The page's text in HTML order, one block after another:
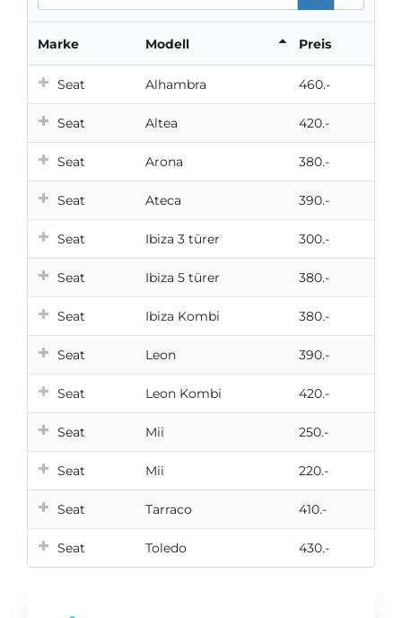
Marke Modell Preis
Seat Alhambra 460.-
Seat Altea 420.-
Seat Arona 380.-
Seat Ateca 390.-
Seat Ibiza 3 türer 300.-
Seat Ibiza 5 türer 380.-
Seat Ibiza Kombi 380.-
Seat Leon 390.-
Seat Leon Kombi 420.-
Seat Mii 250.-
Seat Mii 220.-
Seat Tarraco 410.-
Seat Toledo 430.-